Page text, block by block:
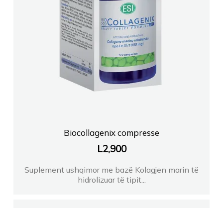
Biocollagenix compresse
L2,900
Suplement ushqimor me bazë Kolagjen marin të
hidrolizuar të tipit...